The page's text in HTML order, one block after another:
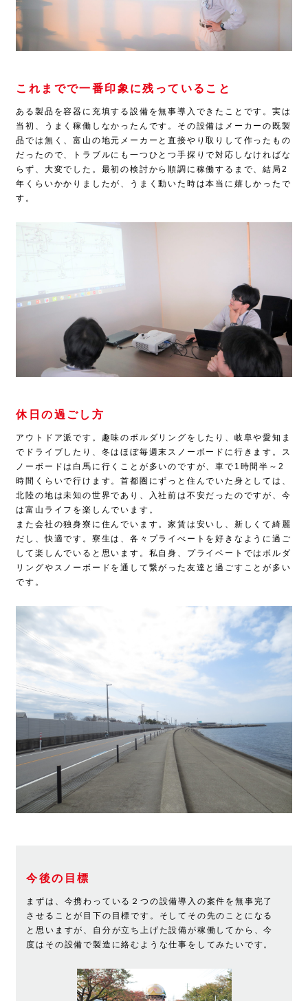
これまでで一番印象に残っていること
ある製品を容器に充填する設備を無事導入できたことです。実は
当初、うまく稼働しなかったんです。その設備はメーカーの既製
品では無く、富山の地元メーカーと直接やり取りして作ったもの
だったので、トラブルにも一つひとつ手探りで対応しなければな
らず、大変でした。最初の検討から順調に稼働するまで、結局 2
年くらいかかりましたが、うまく動いた時は本当に嬉しかったで
す。
休日の過ごし方
アウトドア派です。趣味のボルダリングをしたり、岐阜や愛知ま
でドライブしたり、冬はほぼ毎週末スノーボードに行きます。ス
ノーボードは白馬に行くことが多いのですが、車で 1 時間半～ 2
時間くらいで行けます。首都圏にずっと住んでいた身としては、
北陸の地は未知の世界であり、入社前は不安だったのですが、今
は富山ライフを楽しんでいます。
また会社の独身寮に住んでいます。家賃は安いし、新しくて綺麗
だし、快適です。寮生は、各々プライべートを好きなように過ご
して楽しんでいると思います。私自身、プライベートではボルダ
リングやスノーボードを通して繋がった友達と過ごすことが多い
です。
今後の目標
まずは、今携わっている２つの設備導入の案件を無事完了
させることが目下の目標です。そしてその先のことになる
と思いますが、自分が立ち上げた設備が稼働してから、今
度はその設備で製造に絡むような仕事をしてみたいです。